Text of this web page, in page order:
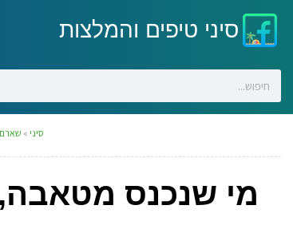
סיני טיפים והמלצות
סיני »
מי שנכנס